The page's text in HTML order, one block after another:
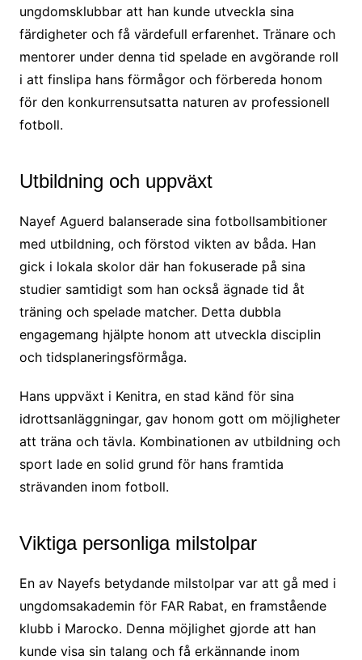
ungdomsklubbar att han kunde utveckla sina
färdigheter och få värdefull erfarenhet. Tränare och
mentorer under denna tid spelade en avgörande roll
i att finslipa hans förmågor och förbereda honom
för den konkurrensutsatta naturen av professionell
fotboll.
Utbildning och uppväxt
Nayef Aguerd balanserade sina fotbollsambitioner
med utbildning, och förstod vikten av båda. Han
gick i lokala skolor där han fokuserade på sina
studier samtidigt som han också ägnade tid åt
träning och spelade matcher. Detta dubbla
engagemang hjälpte honom att utveckla disciplin
och tidsplaneringsförmåga.
Hans uppväxt i Kenitra, en stad känd för sina
idrottsanläggningar, gav honom gott om möjligheter
att träna och tävla. Kombinationen av utbildning och
sport lade en solid grund för hans framtida
strävanden inom fotboll.
Viktiga personliga milstolpar
En av Nayefs betydande milstolpar var att gå med i
ungdomsakademin för FAR Rabat, en framstående
klubb i Marocko. Denna möjlighet gjorde att han
kunde visa sin talang och få erkännande inom